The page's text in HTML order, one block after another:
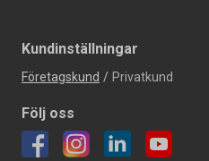
Kundinställningar
Företagskund / Privatkund
Följ oss